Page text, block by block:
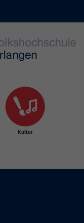
Kultur